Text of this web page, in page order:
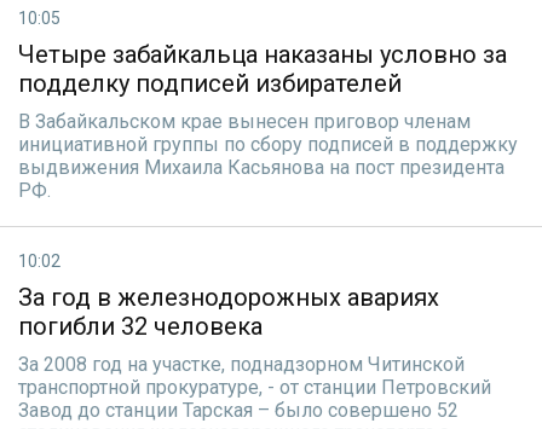
10:05
Четыре забайкальца наказаны условно за
подделку подписей избирателей
В Забайкальском крае вынесен приговор членам
инициативной группы по сбору подписей в поддержку
выдвижения Михаила Касьянова на пост президента
РФ.
10:02
За год в железнодорожных авариях
погибли 32 человека
За 2008 год на участке, поднадзорном Читинской
транспортной прокуратуре, - от станции Петровский
Завод до станции Тарская – было совершено 52